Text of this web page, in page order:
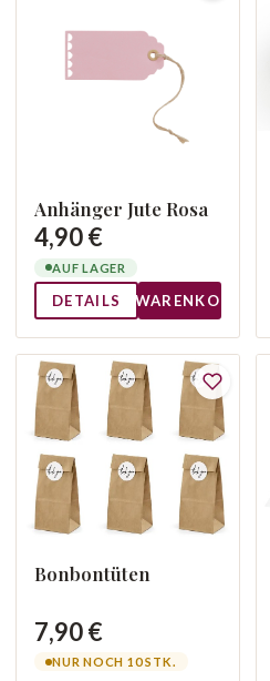
Anhänger Jute Rosa
4,90 €
AUF LAGER
DETAILS WARENKORB
Bonbontüten
7,90 €
NUR NOCH 10 STK.